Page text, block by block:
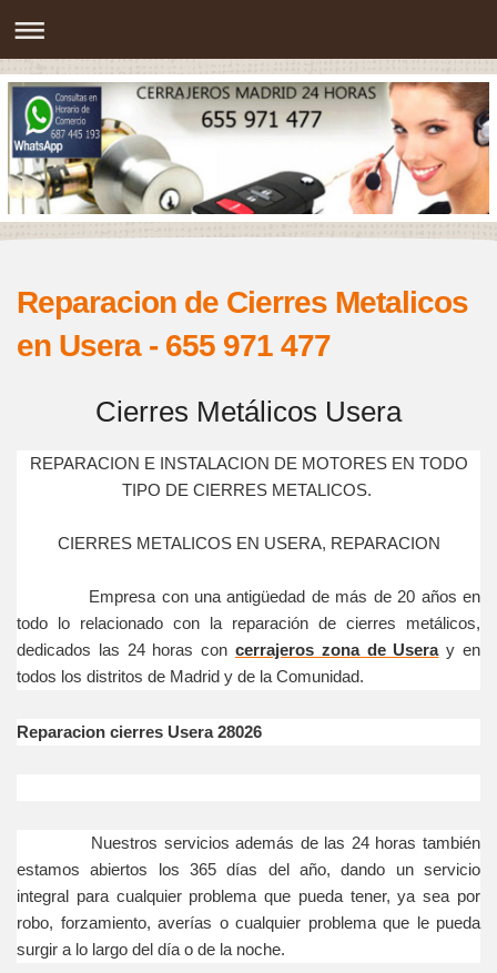
Reparacion de Cierres Metalicos
en Usera - 655 971 477
Cierres Metálicos Usera
REPARACION E INSTALACION DE MOTORES EN TODO
TIPO DE CIERRES METALICOS.
CIERRES METALICOS EN USERA, REPARACION
Empresa con una antigüedad de más de 20 años en
todo lo relacionado con la reparación de cierres metálicos,
dedicados las 24 horas con cerrajeros zona de Usera y en
todos los distritos de Madrid y de la Comunidad.
Reparacion cierres Usera 28026
Nuestros servicios además de las 24 horas también
estamos abiertos los 365 días del año, dando un servicio
integral para cualquier problema que pueda tener, ya sea por
robo, forzamiento, averías o cualquier problema que le pueda
surgir a lo largo del día o de la noche.